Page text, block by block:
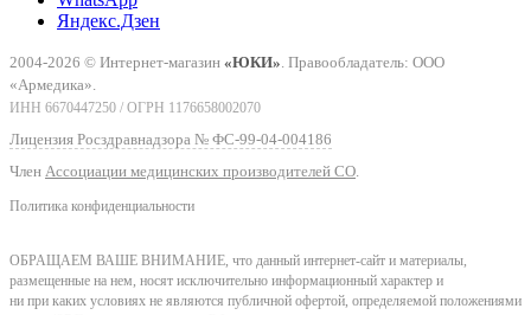
Яндекс.Дзен
2004-2026 © Интернет-магазин «ЮКИ» . Правообладатель: ООО
«Армедика».
ИНН 6670447250 / ОГРН 1176658002070
Лицензия Росздравнадзора № ФС-99-04-004186
Член Ассоциации медицинских производителей СО
Политика конфиденциальности
ОБРАЩАЕМ ВАШЕ ВНИМАНИЕ, что данный интернет-сайт и материалы,
размещенные на нем, носят исключительно информационный характер и
ни при каких условиях не являются публичной офертой, определяемой положениями